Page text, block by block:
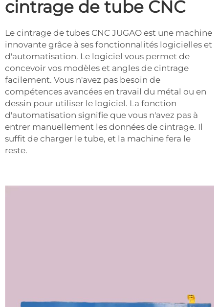
cintrage de tube CNC
Le cintrage de tubes CNC JUGAO est une machine
innovante grâce à ses fonctionnalités logicielles et
d'automatisation. Le logiciel vous permet de
concevoir vos modèles et angles de cintrage
facilement. Vous n'avez pas besoin de
compétences avancées en travail du métal ou en
dessin pour utiliser le logiciel. La fonction
d'automatisation signifie que vous n'avez pas à
entrer manuellement les données de cintrage. Il
suffit de charger le tube, et la machine fera le
reste.